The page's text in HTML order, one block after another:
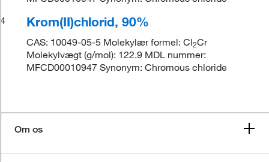
4
Krom(II)chlorid, 90%
CAS: 10049-05-5 Molekylær formel: Cl2Cr
Molekylvægt (g/mol): 122.9 MDL nummer:
MFCD00010947 Synonym: Chromous chloride
Om os